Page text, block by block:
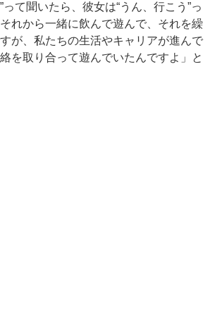
って聞いたら、彼女は“うん、行こう”っ
れから一緒に飲んで遊んで、それを繰
が、私たちの生活やキャリアが進んで
を取り合って遊んでいたんですよ」と